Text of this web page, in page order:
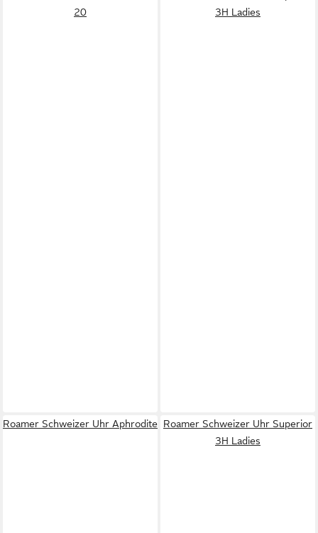
20
3H Ladies
Roamer Schweizer Uhr Aphrodite Roamer Schweizer Uhr Superior
3H Ladies